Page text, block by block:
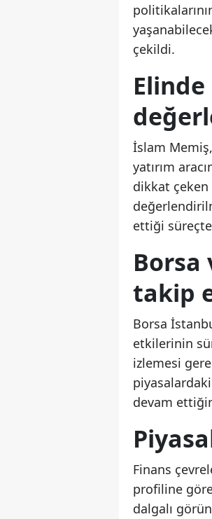
çekildi.
İslam
yatırım
dikkat çeken
ettiği
Borsa
takip
Borsa
etkilerinin
izlemesi
devam
Finans
profiline
dalgalı